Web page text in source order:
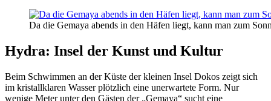
Da die Gemaya abends in den Häfen liegt, kann man zum
Hydra: Insel der Kunst und Kultur
Beim Schwimmen an der Küste der kleinen Insel Dokos zeigt sich
im kristallklaren Wasser plötzlich eine unerwartete Form. Nur
wenige Meter unter den Gästen der „Gemaya“ sucht eine